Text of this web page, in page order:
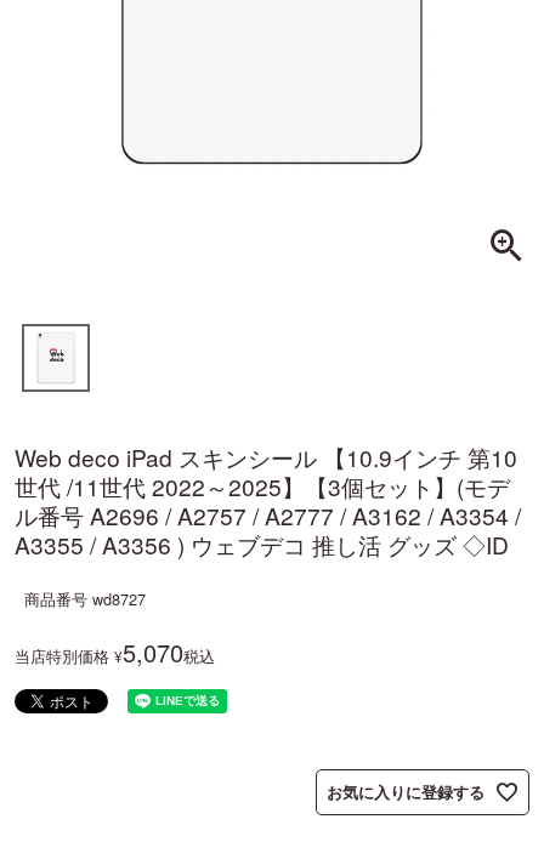
Web deco iPad スキンシール 【10.9インチ 第10
世代 /11世代 2022～2025】【3個セット】(モデ
ル番号 A2696 / A2757 / A2777 / A3162 / A3354 /
A3355 / A3356 ) ウェブデコ 推し活 グッズ ◇ID
商品番号 wd8727
当店特別価格 ¥5,070税込
お気に入りに登録する